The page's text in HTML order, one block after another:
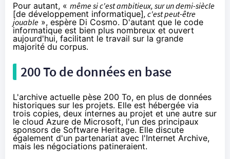
Pour autant, « même si c'est ambitieux, sur un demi-siècle
[de développement informatique], c'est peut-être
jouable », espère Di Cosmo. D'autant que le code
informatique est bien plus nombreux et ouvert
aujourd'hui, facilitant le travail sur la grande
majorité du corpus.
200 To de données en base
L'archive actuelle pèse 200 To, en plus de données
historiques sur les projets. Elle est hébergée via
trois copies, deux internes au projet et une autre sur
le cloud Azure de Microsoft, l'un des principaux
sponsors de Software Heritage. Elle discute
également d'un partenariat avec l'Internet Archive,
mais les négociations patineraient.